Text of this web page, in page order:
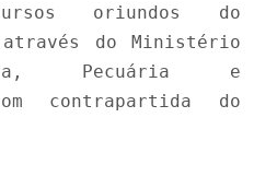
oriundos do
do Ministério
Pecuária e
contrapartida do